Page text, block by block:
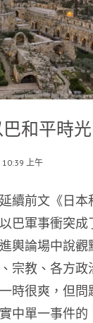
和平時
上午
續前文《日本
巴軍事衝突
輿論場中說觀
宗教、各方政
時很爽，但問
中單一事件的